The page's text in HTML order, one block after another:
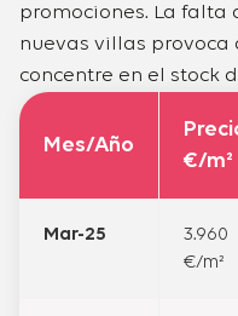
promociones. La
nuevas villas
concentre en el stock
Mes/Año
€/m²
Mar-25
3.960
€/m²